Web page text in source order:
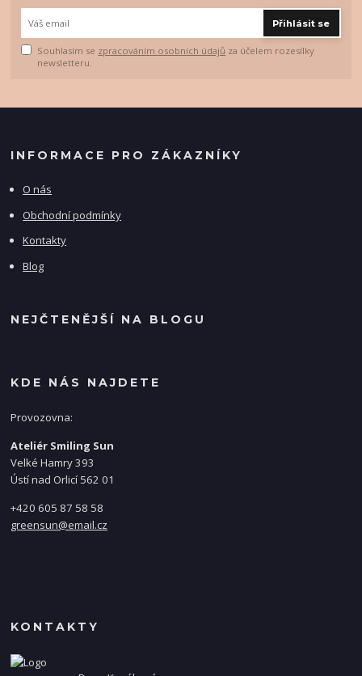
Přihlásit se
Souhlasím se zpracováním osobních údajů za účelem rozesílky
newsletteru.
INFORMACE PRO ZÁKAZNÍKY
O nás
Obchodní podmínky
Kontakty
Blog
NEJČTENĚJŠÍ NA BLOGU
KDE NÁS NAJDETE
Provozovna:
Ateliér Smiling Sun
Velké Hamry 393
Ústí nad Orlicí 562 01
+420 605 87 58 58
greensun@email.cz
KONTAKTY